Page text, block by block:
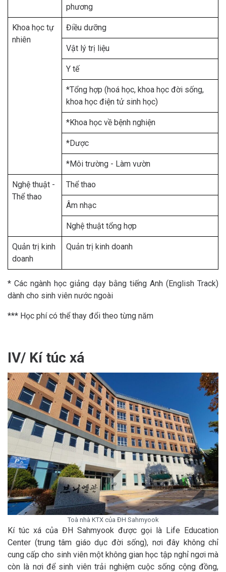
phương
Khoa học tự
nhiên
Điều dưỡng
Vật lý trị liệu
Y tế
*Tổng hợp (hoá học, khoa học đời sống,
khoa học điện tử sinh học)
*Khoa học về bệnh nghiện
*Dược
*Môi trường - Làm vườn
Nghệ thuật -
Thể thao
Thể thao
Âm nhạc
Nghệ thuật tổng hợp
Quản trị kinh
doanh
Quản trị kinh doanh
* Các ngành học giảng dạy bằng tiếng Anh (English Track)
dành cho sinh viên nước ngoài
*** Học phí có thể thay đổi theo từng năm
IV/ Kí túc xá
Toà nhà KTX của ĐH Sahmyook
Kí túc xá của ĐH Sahmyook được gọi là Life Education
Center (trung tâm giáo dục đời sống), nơi đây không chỉ
cung cấp cho sinh viên một không gian học tập nghỉ ngơi mà
còn là nơi để sinh viên trải nghiệm cuộc sống cộng đồng,